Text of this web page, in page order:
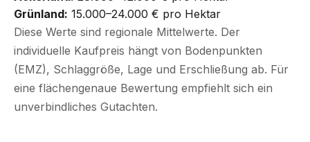
Grünland: 15.000–24.000 € pro Hektar
Diese Werte sind regionale Mittelwerte. Der
individuelle Kaufpreis hängt von Bodenpunkten
(EMZ), Schlaggröße, Lage und Erschließung ab. Für
eine flächengenaue Bewertung empfiehlt sich ein
unverbindliches Gutachten.